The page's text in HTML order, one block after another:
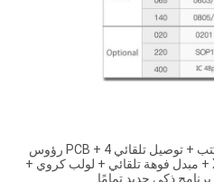
3. التكوين الرئيسي: نوع سطح المكتب + توصيل تلقائي PCB + 4 رؤوس
50 مغذي + محرك مؤازر محور XY + مبدل فوهة تلقائي + لولب كروي +